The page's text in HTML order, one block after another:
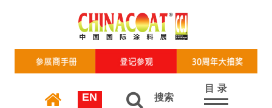
EN 搜索
目 录